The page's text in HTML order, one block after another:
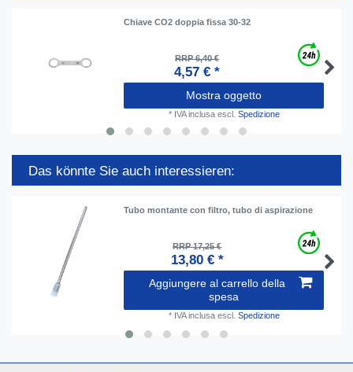
Chiave CO2 doppia fissa 30-32
RRP 6,40 €
4,57 € *
Mostra oggetto
* IVA inclusaescl. Spedizione
Das könnte Sie auch interessieren:
Tubo montante con filtro, tubo di aspirazione
RRP 17,25 €
13,80 € *
Aggiungere al carrello della
spesa
* IVA inclusaescl. Spedizione